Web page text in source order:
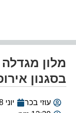
מלון מגדלה
בסגנון
עוזי בכר
יוני 8, 2020